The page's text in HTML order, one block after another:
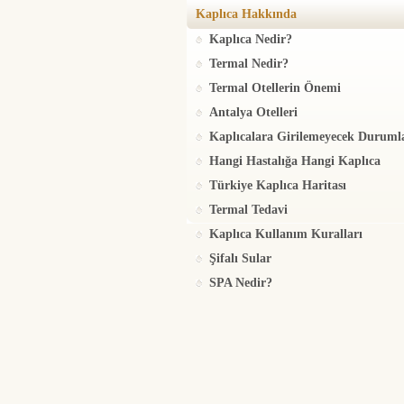
Kaplıca Hakkında
Kaplıca Nedir?
Termal Nedir?
Termal Otellerin Önemi
Antalya Otelleri
Kaplıcalara Girilemeyecek
Hangi Hastalığa Hangi Kaplıca
Türkiye Kaplıca Haritası
Termal Tedavi
Kaplıca Kullanım Kuralları
Şifalı Sular
SPA Nedir?